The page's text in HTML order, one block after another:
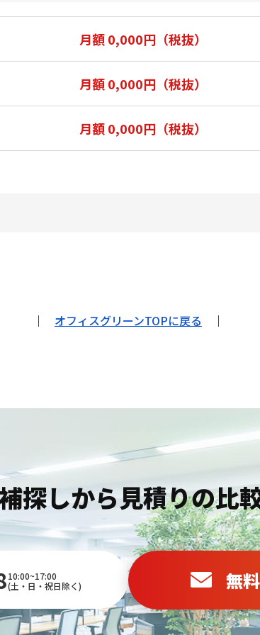
月額 0,000円（税抜）
月額 0,000円（税抜）
月額 0,000円（税抜）
｜ オフィスグリーンTOPに戻る ｜
探しから見積りの比
10:00~17:00
(土・日・祝日除く)
無